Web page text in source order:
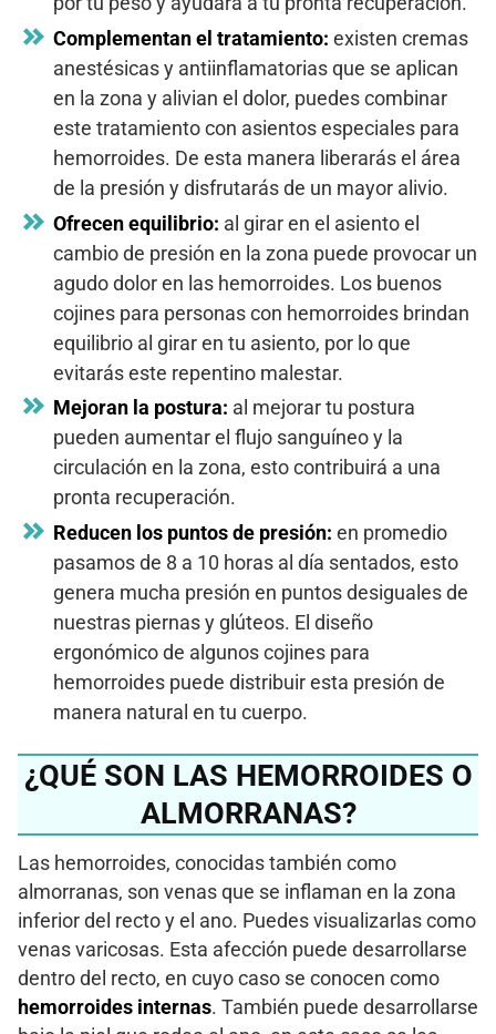
Complementan el tratamiento: existen cremas
anestésicas y antiinflamatorias que se aplican
en la zona y alivian el dolor, puedes combinar
este tratamiento con asientos especiales para
hemorroides. De esta manera liberarás el área
de la presión y disfrutarás de un mayor alivio.
Ofrecen equilibrio: al girar en el asiento el
cambio de presión en la zona puede provocar un
agudo dolor en las hemorroides. Los buenos
cojines para personas con hemorroides brindan
equilibrio al girar en tu asiento, por lo que
evitarás este repentino malestar.
Mejoran la postura: al mejorar tu postura
pueden aumentar el flujo sanguíneo y la
circulación en la zona, esto contribuirá a una
pronta recuperación.
Reducen los puntos de presión: en promedio
pasamos de 8 a 10 horas al día sentados, esto
genera mucha presión en puntos desiguales de
nuestras piernas y glúteos. El diseño
ergonómico de algunos cojines para
hemorroides puede distribuir esta presión de
manera natural en tu cuerpo.
¿QUÉ SON LAS HEMORROIDES O
ALMORRANAS?
Las hemorroides, conocidas también como
almorranas, son venas que se inflaman en la zona
inferior del recto y el ano. Puedes visualizarlas como
venas varicosas. Esta afección puede desarrollarse
dentro del recto, en cuyo caso se conocen como
hemorroides internas. También puede desarrollarse